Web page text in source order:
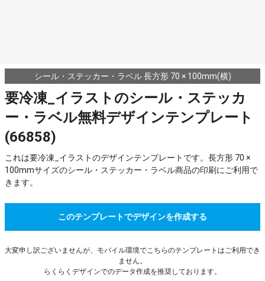
シール・ステッカー・ラベル 長方形 70 × 100mm(横)
要冷凍_イラストのシール・ステッカ
ー・ラベル無料デザインテンプレート
(66858)
これは要冷凍_イラストのデザインテンプレートです。長方形 70 ×
100mmサイズのシール・ステッカー・ラベル商品の印刷にご利用で
きます。
このテンプレートでデザインを作成する
大変申し訳ございませんが、モバイル環境でこちらのテンプレートはご利用でき
ません。
らくらくデザインでのデータ作成を推奨しております。